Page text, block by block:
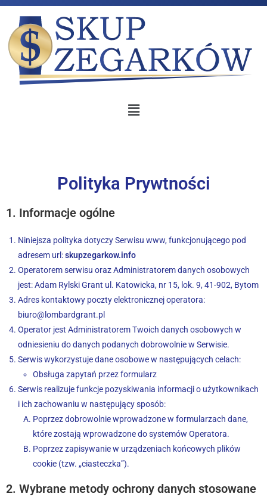
Polityka Prywtności
1. Informacje ogólne
Niniejsza polityka dotyczy Serwisu www, funkcjonującego pod
adresem url:skupzegarkow.info
Operatorem serwisu oraz Administratorem danych osobowych
jest: Adam Rylski Grant ul. Katowicka, nr 15, lok. 9, 41-902, Bytom
Adres kontaktowy poczty elektronicznej operatora:
biuro@lombardgrant.pl
Operator jest Administratorem Twoich danych osobowych w
odniesieniu do danych podanych dobrowolnie w Serwisie.
Serwis wykorzystuje dane osobowe w następujących celach:
Obsługa zapytań przez formularz
Serwis realizuje funkcje pozyskiwania informacji o użytkownikach
i ich zachowaniu w następujący sposób:
Poprzez dobrowolnie wprowadzone w formularzach dane,
które zostają wprowadzone do systemów Operatora.
Poprzez zapisywanie w urządzeniach końcowych plików
cookie (tzw. „ciasteczka”).
2. Wybrane metody ochrony danych stosowane